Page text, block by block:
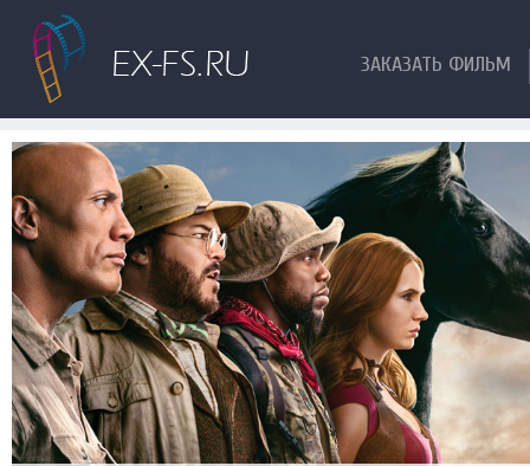
ЗАКАЗАТЬ ФИЛЬМ